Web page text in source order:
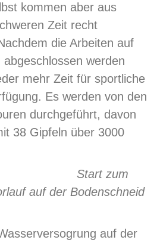
kommen aber aus
Zeit recht
die Arbeiten auf
werden
mehr Zeit für sportliche
Es werden von den
durchgeführt, davon
38 Gipfeln über 3000
Start zum
auf der Bodenschneid
auf der